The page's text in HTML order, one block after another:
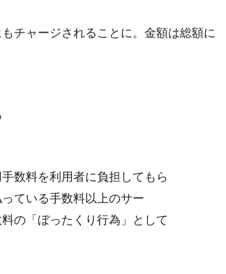
チャージされることに。金額は総額に
数料を利用者に負担してもら
ている手数料以上のサー
の「ぼったくり行為」として